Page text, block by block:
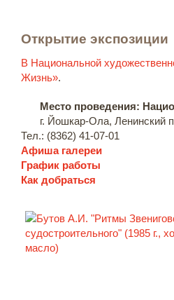
Открытие экспозиции
В Национальной
Жизнь».
Место проведения:
г. Йошкар-Ола, Ленинский
Тел.: (8362) 41-07-01
Афиша галереи
График работы
Как добраться